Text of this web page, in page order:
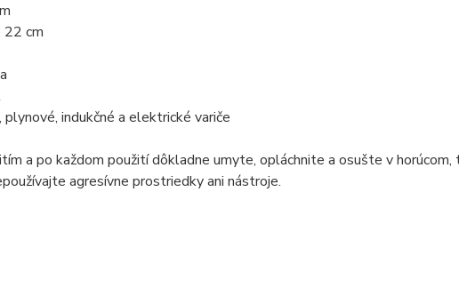
22 cm
plynové, indukčné a elektrické variče
a po každom použití dôkladne umyte, opláchnite a osušte v
agresívne prostriedky ani nástroje.